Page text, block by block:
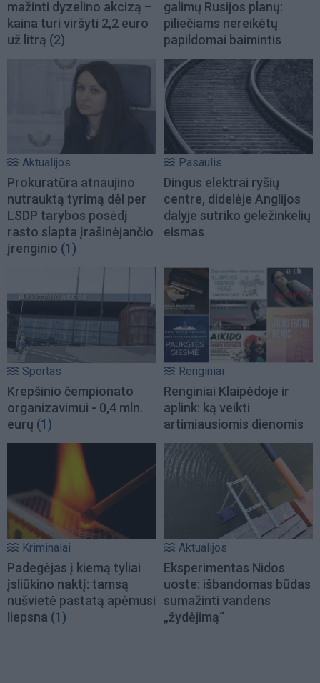
mažinti dyzelino akcizą –
kaina turi viršyti 2,2 euro
už litrą (2)
galimų Rusijos planų:
piliečiams nereikėtų
papildomai baimintis
Aktualijos
Prokuratūra atnaujino
nutrauktą tyrimą dėl per
LSDP tarybos posėdį
rasto slapta įrašinėjančio
įrenginio (1)
Pasaulis
Dingus elektrai ryšių
centre, didelėje Anglijos
dalyje sutriko geležinkelių
eismas
Sportas
Krepšinio čempionato
organizavimui - 0,4 mln.
eurų (1)
Renginiai
Renginiai Klaipėdoje ir
aplink: ką veikti
artimiausiomis dienomis
Kriminalai
Padegėjas į kiemą tyliai
įsliūkino naktį: tamsą
nušvietė pastatą apėmusi
liepsna (1)
Aktualijos
Eksperimentas Nidos
uoste: išbandomas būdas
sumažinti vandens
„žydėjimą“